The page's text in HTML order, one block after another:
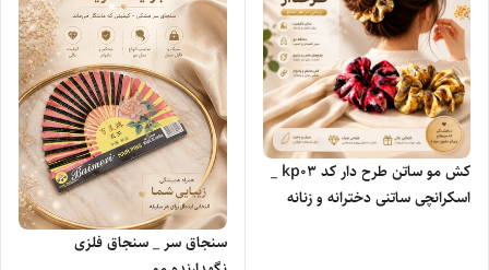
کش مو ساتن طرح دار کد kp0۳ _
اسکرانچی ساتنی دخترانه و زنانه
سنجاق سر _ سنجاق فلزی